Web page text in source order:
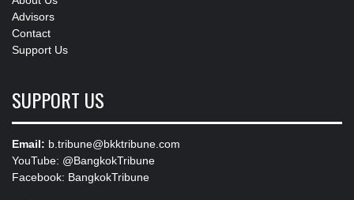
Advisors
Contact
Support Us
SUPPORT US
Email: b.tribune@bkktribune.com
YouTube: @BangkokTribune
Facebook: BangkokTribune